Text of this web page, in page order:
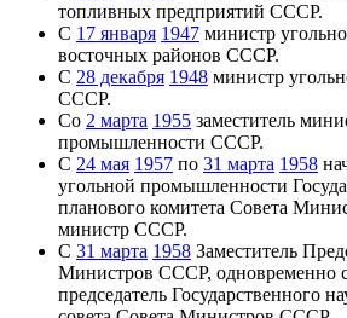
топливных предприятий СССР.
С 17 января 1947 министр
восточных районов СССР.
С 28 декабря 1948 министр
СССР.
Со 2 марта 1955 заместитель
промышленности СССР.
С 24 мая 1957 по 31 марта 1958
угольной промышленности
планового комитета Совета
министр СССР.
С 31 марта 1958 Заместитель
Министров СССР, одновременно
председатель Государственного